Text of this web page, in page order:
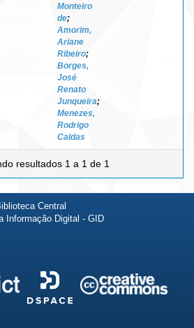
Monteiro
de;
Amorim,
Ariane
Ribeiro;
Borges,
José
Renato
Junqueira;
Menezes,
Rodrigo
Caldas
resultados 1 a 1 de 1
Central
Informação Digital - GID